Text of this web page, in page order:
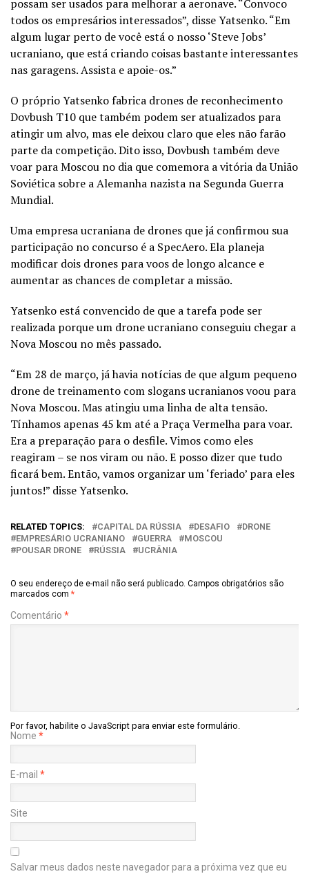
possam ser usados ​​para melhorar a aeronave. “Convoco
todos os empresários interessados”, disse Yatsenko. “Em
algum lugar perto de você está o nosso ‘Steve Jobs’
ucraniano, que está criando coisas bastante interessantes
nas garagens. Assista e apoie-os.”
O próprio Yatsenko fabrica drones de reconhecimento
Dovbush T10 que também podem ser atualizados para
atingir um alvo, mas ele deixou claro que eles não farão
parte da competição. Dito isso, Dovbush também deve
voar para Moscou no dia que comemora a vitória da União
Soviética sobre a Alemanha nazista na Segunda Guerra
Mundial.
Uma empresa ucraniana de drones que já confirmou sua
participação no concurso é a SpecAero. Ela planeja
modificar dois drones para voos de longo alcance e
aumentar as chances de completar a missão.
Yatsenko está convencido de que a tarefa pode ser
realizada porque um drone ucraniano conseguiu chegar a
Nova Moscou no mês passado.
“Em 28 de março, já havia notícias de que algum pequeno
drone de treinamento com slogans ucranianos voou para
Nova Moscou. Mas atingiu uma linha de alta tensão.
Tínhamos apenas 45 km até a Praça Vermelha para voar.
Era a preparação para o desfile. Vimos como eles
reagiram – se nos viram ou não. E posso dizer que tudo
ficará bem. Então, vamos organizar um ‘feriado’ para eles
juntos!” disse Yatsenko.
RELATED TOPICS: CAPITAL DA RÚSSIA DESAFIO
DRONE
EMPRESÁRIO UCRANIANO
GUERRA
MOSCOU
POUSAR DRONE
RÚSSIA UCRÂNIA
O seu endereço de e-mail não será publicado. Campos obrigatórios são
marcados com *
Comentário *
Por favor, habilite o JavaScript para enviar este formulário.
Nome *
E-mail *
Site
Salvar meus dados neste navegador para a próxima vez que eu